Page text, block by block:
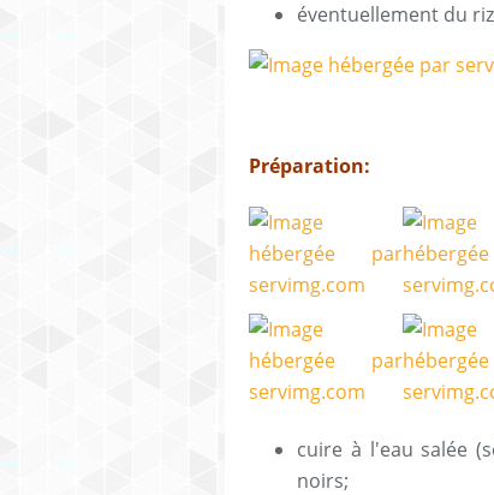
éventuellement du
Préparation:
cuire à l'eau salée
noirs;